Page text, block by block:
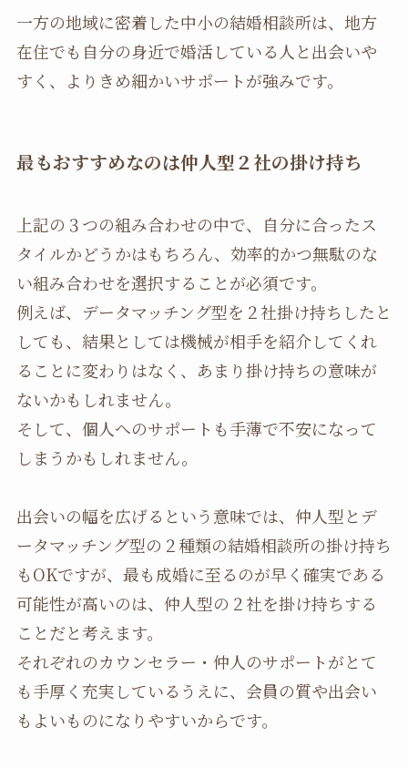
一方の地域に密着した中小の結婚相談所は、地方
在住でも自分の身近で婚活している人と出会いや
すく、よりきめ細かいサポートが強みです。
最もおすすめなのは仲人型２社の掛け持ち
上記の３つの組み合わせの中で、自分に合ったス
タイルかどうかはもちろん、効率的かつ無駄のな
い組み合わせを選択することが必須です。
例えば、データマッチング型を２社掛け持ちしたと
しても、結果としては機械が相手を紹介してくれ
ることに変わりはなく、あまり掛け持ちの意味が
ないかもしれません。
そして、個人へのサポートも手薄で不安になって
しまうかもしれません。
出会いの幅を広げるという意味では、仲人型とデ
ータマッチング型の２種類の結婚相談所の掛け持ち
もOKですが、最も成婚に至るのが早く確実である
可能性が高いのは、仲人型の２社を掛け持ちする
ことだと考えます。
それぞれのカウンセラー・仲人のサポートがとて
も手厚く充実しているうえに、会員の質や出会い
もよいものになりやすいからです。